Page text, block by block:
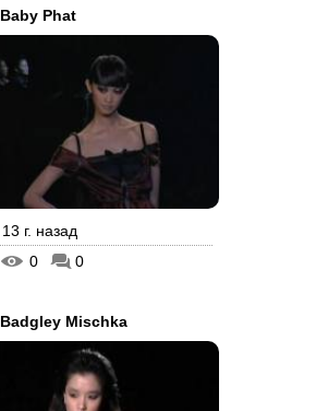
Baby Phat
13 г. назад
0
0
Badgley Mischka